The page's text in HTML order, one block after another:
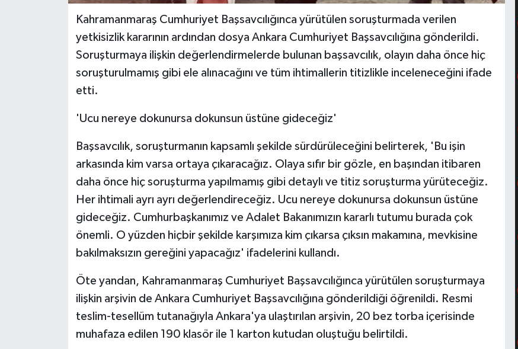
Kahramanmaraş Cumhuriyet Başsavcılığınca yürütülen soruşturmada verilen
yetkisizlik kararının ardından dosya Ankara Cumhuriyet Başsavcılığına gönderildi.
Soruşturmaya ilişkin değerlendirmelerde bulunan başsavcılık, olayın daha önce hiç
soruşturulmamış gibi ele alınacağını ve tüm ihtimallerin titizlikle inceleneceğini ifade
etti.
'Ucu nereye dokunursa dokunsun üstüne gideceğiz'
Başsavcılık, soruşturmanın kapsamlı şekilde sürdürüleceğini belirterek, 'Bu işin
arkasında kim varsa ortaya çıkaracağız. Olaya sıfır bir gözle, en başından itibaren
daha önce hiç soruşturma yapılmamış gibi detaylı ve titiz soruşturma yürüteceğiz.
Her ihtimali ayrı ayrı değerlendireceğiz. Ucu nereye dokunursa dokunsun üstüne
gideceğiz. Cumhurbaşkanımız ve Adalet Bakanımızın kararlı tutumu burada çok
önemli. O yüzden hiçbir şekilde karşımıza kim çıkarsa çıksın makamına, mevkisine
bakılmaksızın gereğini yapacağız' ifadelerini kullandı.
Öte yandan, Kahramanmaraş Cumhuriyet Başsavcılığınca yürütülen soruşturmaya
ilişkin arşivin de Ankara Cumhuriyet Başsavcılığına gönderildiği öğrenildi. Resmi
teslim-tesellüm tutanağıyla Ankara'ya ulaştırılan arşivin, 20 bez torba içerisinde
muhafaza edilen 190 klasör ile 1 karton kutudan oluştuğu belirtildi.